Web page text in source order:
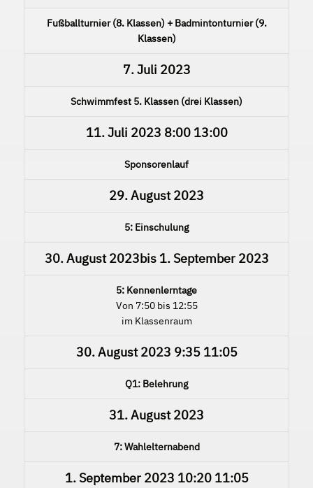
Fußballturnier (8. Klassen) + Badmintonturnier (9.
Klassen)
7. Juli 2023
Schwimmfest 5. Klassen (drei Klassen)
11. Juli 2023 8:00 13:00
Sponsorenlauf
29. August 2023
5: Einschulung
30. August 2023bis 1. September 2023
5: Kennenlerntage
Von 7:50 bis 12:55
im Klassenraum
30. August 2023 9:35 11:05
Q1: Belehrung
31. August 2023
7: Wahlelternabend
1. September 2023 10:20 11:05